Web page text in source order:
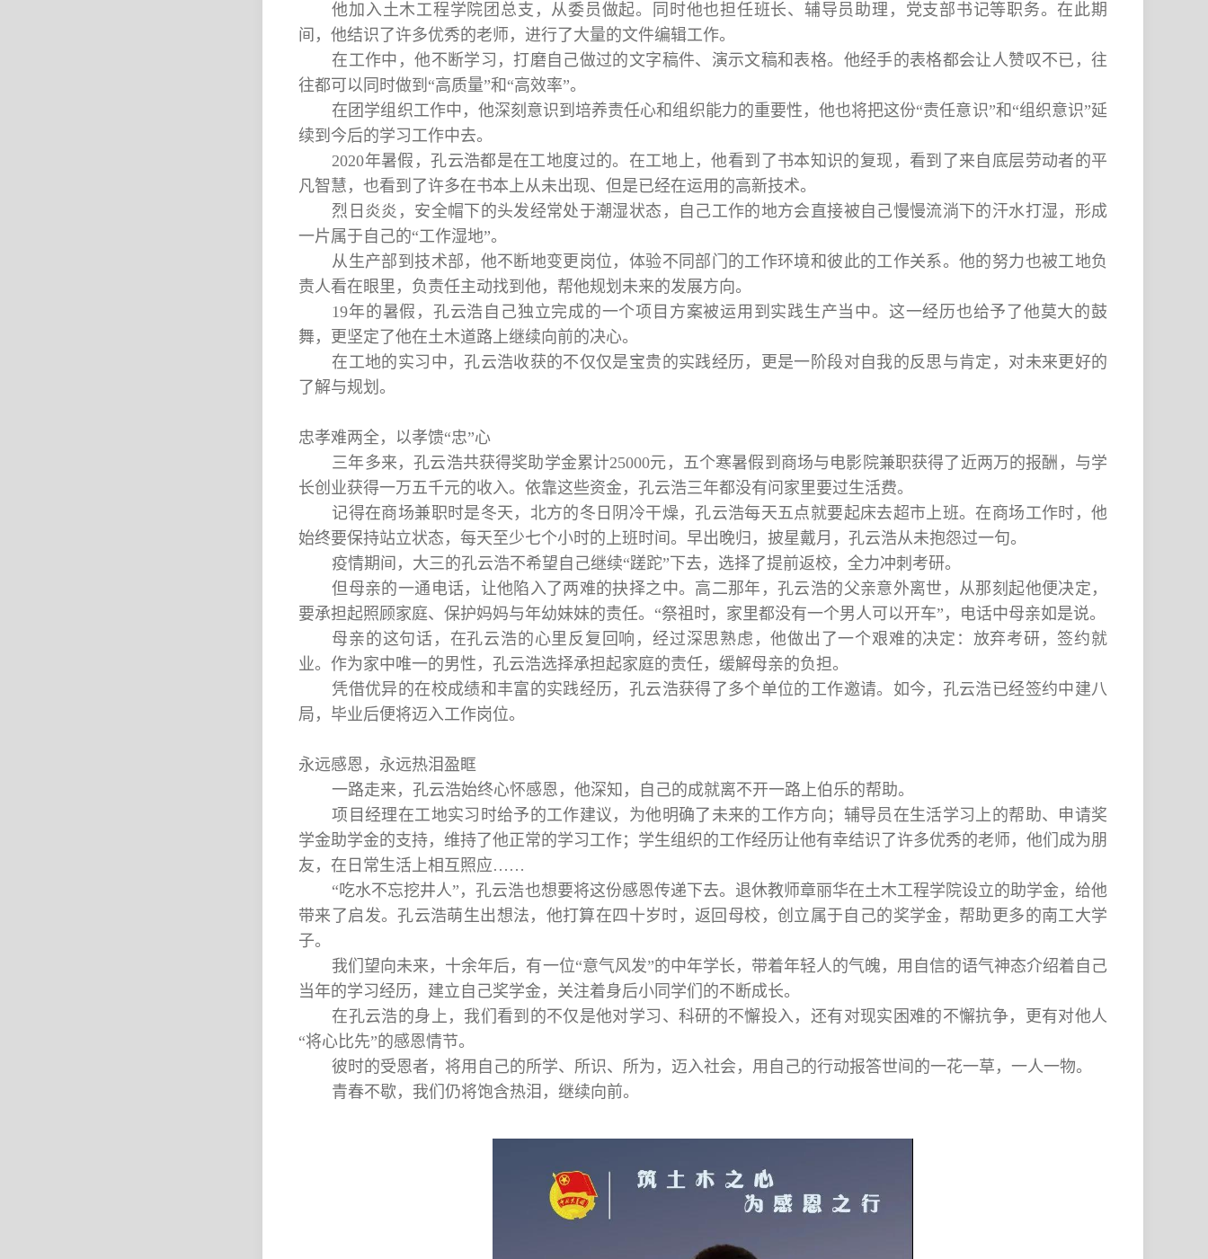
他加入土木工程学院团总支，从委员做起。同时他也担任班长、辅导员助理，党支部书记等职务。在此期
间，他结识了许多优秀的老师，进行了大量的文件编辑工作。
在工作中，他不断学习，打磨自己做过的文字稿件、演示文稿和表格。他经手的表格都会让人赞叹不已，往
往都可以同时做到“高质量”和“高效率”。
在团学组织工作中，他深刻意识到培养责任心和组织能力的重要性，他也将把这份“责任意识”和“组织意识”延
续到今后的学习工作中去。
2020年暑假，孔云浩都是在工地度过的。在工地上，他看到了书本知识的复现，看到了来自底层劳动者的平
凡智慧，也看到了许多在书本上从未出现、但是已经在运用的高新技术。
烈日炎炎，安全帽下的头发经常处于潮湿状态，自己工作的地方会直接被自己慢慢流淌下的汗水打湿，形成
一片属于自己的“工作湿地”。
从生产部到技术部，他不断地变更岗位，体验不同部门的工作环境和彼此的工作关系。他的努力也被工地负
责人看在眼里，负责任主动找到他，帮他规划未来的发展方向。
19年的暑假，孔云浩自己独立完成的一个项目方案被运用到实践生产当中。这一经历也给予了他莫大的鼓
舞，更坚定了他在土木道路上继续向前的决心。
在工地的实习中，孔云浩收获的不仅仅是宝贵的实践经历，更是一阶段对自我的反思与肯定，对未来更好的
了解与规划。
忠孝难两全，以孝馈“忠”心
三年多来，孔云浩共获得奖助学金累计25000元，五个寒暑假到商场与电影院兼职获得了近两万的报酬，与学
长创业获得一万五千元的收入。依靠这些资金，孔云浩三年都没有问家里要过生活费。
记得在商场兼职时是冬天，北方的冬日阴冷干燥，孔云浩每天五点就要起床去超市上班。在商场工作时，他
始终要保持站立状态，每天至少七个小时的上班时间。早出晚归，披星戴月，孔云浩从未抱怨过一句。
疫情期间，大三的孔云浩不希望自己继续“蹉跎”下去，选择了提前返校，全力冲刺考研。
但母亲的一通电话，让他陷入了两难的抉择之中。高二那年，孔云浩的父亲意外离世，从那刻起他便决定，
要承担起照顾家庭、保护妈妈与年幼妹妹的责任。“祭祖时，家里都没有一个男人可以开车”，电话中母亲如是说。
母亲的这句话，在孔云浩的心里反复回响，经过深思熟虑，他做出了一个艰难的决定：放弃考研，签约就
业。作为家中唯一的男性，孔云浩选择承担起家庭的责任，缓解母亲的负担。
凭借优异的在校成绩和丰富的实践经历，孔云浩获得了多个单位的工作邀请。如今，孔云浩已经签约中建八
局，毕业后便将迈入工作岗位。
永远感恩，永远热泪盈眶
一路走来，孔云浩始终心怀感恩，他深知，自己的成就离不开一路上伯乐的帮助。
项目经理在工地实习时给予的工作建议，为他明确了未来的工作方向；辅导员在生活学习上的帮助、申请奖
学金助学金的支持，维持了他正常的学习工作；学生组织的工作经历让他有幸结识了许多优秀的老师，他们成为朋
友，在日常生活上相互照应……
“吃水不忘挖井人”，孔云浩也想要将这份感恩传递下去。退休教师章丽华在土木工程学院设立的助学金，给他
带来了启发。孔云浩萌生出想法，他打算在四十岁时，返回母校，创立属于自己的奖学金，帮助更多的南工大学
子。
我们望向未来，十余年后，有一位“意气风发”的中年学长，带着年轻人的气魄，用自信的语气神态介绍着自己
当年的学习经历，建立自己奖学金，关注着身后小同学们的不断成长。
在孔云浩的身上，我们看到的不仅是他对学习、科研的不懈投入，还有对现实困难的不懈抗争，更有对他人
“将心比先”的感恩情节。
彼时的受恩者，将用自己的所学、所识、所为，迈入社会，用自己的行动报答世间的一花一草，一人一物。
青春不歇，我们仍将饱含热泪，继续向前。